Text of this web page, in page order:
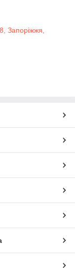
Запоріжжя,